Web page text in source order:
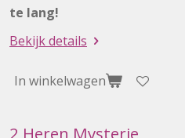
te lang!
Bekijk details
In winkelwagen
2 Heren Mysterie